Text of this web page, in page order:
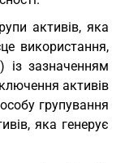
активів, яка
використання,
із зазначенням
активів
групування
яка генерує